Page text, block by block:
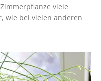
viele
wie bei vielen anderen